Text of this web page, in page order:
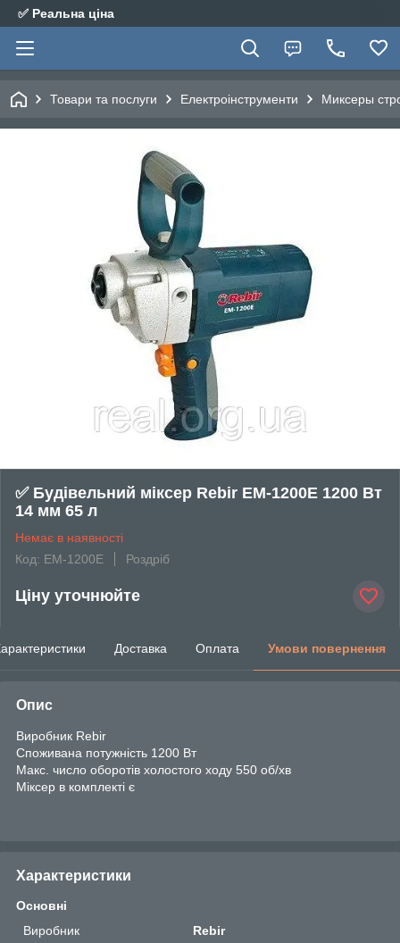
✅ Реальна ціна
Товари та послуги Електроінструменти Миксеры
✅ Будівельний міксер Rebir ЕМ-1200Е 1200 Вт
14 мм 65 л
Немає в наявності
Код: EМ-1200Е
Роздріб
Ціну уточнюйте
Доставка Оплата Умови повернення
Опис
Виробник Rebir
Споживана потужність 1200 Вт
Макс. число оборотів холостого ходу 550 об/хв
Міксер в комплекті є
Характеристики
Основні
Виробник
Rebir